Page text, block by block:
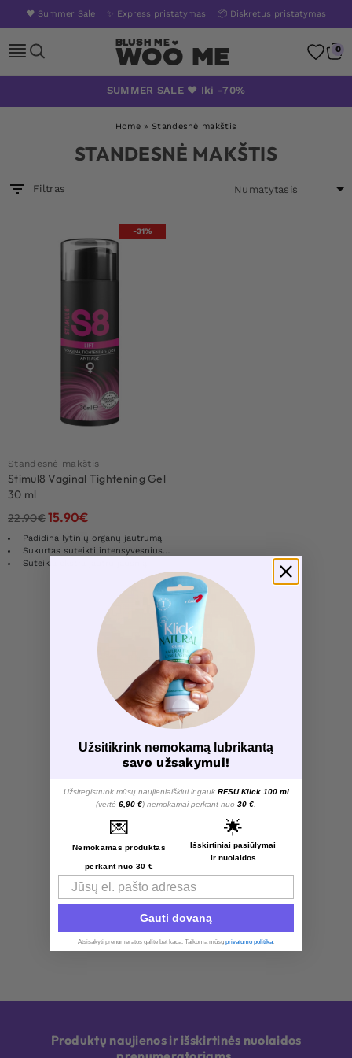
❤️ Summer Sale ✨ Express pristatymas 📦 Diskretus pristatymas
Woo Me 0
SUMMER SALE ❤️ Iki -70%
Home » Standesnė makštis
STANDESNĖ MAKŠTIS
Filtras
-31%
Standesnė makštis
Stimul8 Vaginal Tightening Gel
30 ml
22.90€15.90€
Padidina lytinių organų jautrumą
Sukurtas suteikti intensyvesnius orgazmus
Suteikia ekstra jautrų jausmą
Load More Products
1
Rezultatų: 1
Produktų naujienos ir išskirtinės nuolaidos
Užsitikrink nemokamą lubrikantą
savo užsakymui!
Užsiregistruok mūsų naujienlaiškiui ir gauk RFSU Klick 100 ml
(vertė 6,90 €) nemokamai perkant nuo 30 €
💌
Nemokamas produktas
perkant nuo 30 €
🌟
Išskirtiniai pasiūlymai
ir nuolaidos
Email
Gauti dovaną
Atsisakyti prenumeratos galite bet kada. Taikoma mūsų privatumo politika